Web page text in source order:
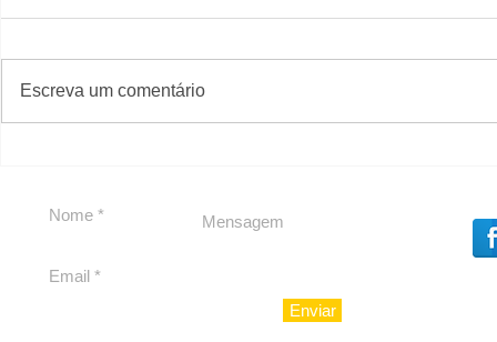
Escreva um comentário
#Sugestões
Enviar